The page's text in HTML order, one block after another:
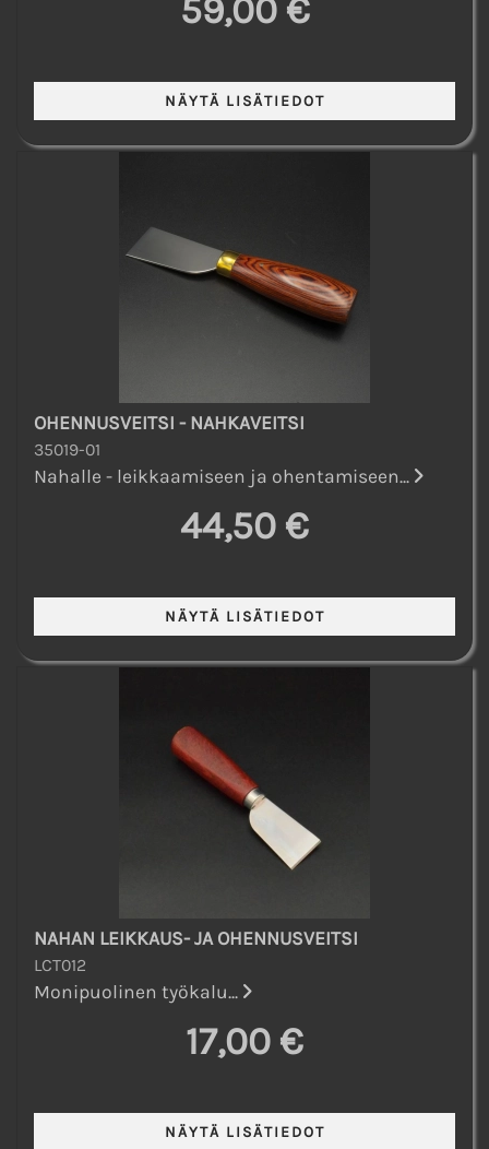
59,00 €
OHENNUSVEITSI - NAHKAVEITSI
35019-01
Nahalle - leikkaamiseen ja ohentamiseen...
44,50 €
NAHAN LEIKKAUS- JA OHENNUSVEITSI
LCT012
Monipuolinen työkalu...
17,00 €